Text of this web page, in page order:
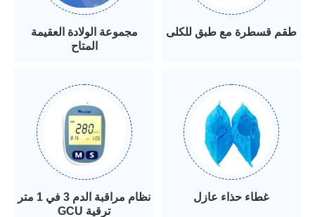
مجموعة الولادة العقيمة
المتاح
طقم قسطرة مع طبق للكلى
نظام مراقبة الدم 3 في 1 متر
GCU ترقية
غطاء حذاء عازل